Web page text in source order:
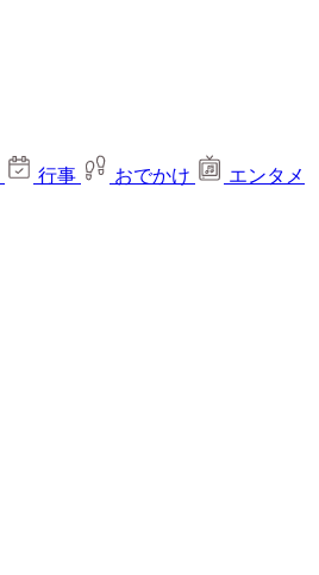
行事 おでかけ
エンタメ